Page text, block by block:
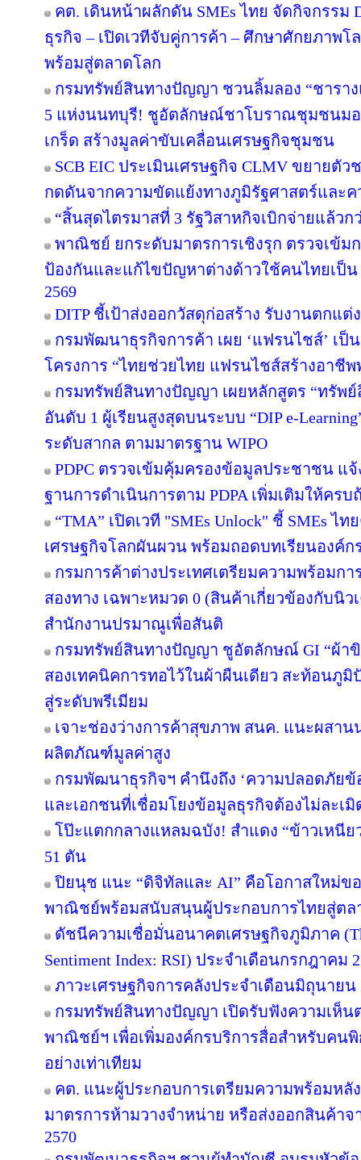
คต. เดินหน้าผลักดัน SMEs ไทย จัดกิจกรรม
ธุรกิจ – เปิดเวทีจับคู่การค้า – ศึกษาศักยภาพ
พร้อมสู่ตลาดโลก
กรมทรัพย์สินทางปัญญา ชวนลิ้มลอง “ชาราง
5 แห่งนนทบุรี! ชูอัตลักษณ์ชาโบราณชุมชนมอ
เกร็ด สร้างมูลค่าขับเคลื่อนเศรษฐกิจชุมชน
SCB EIC ประเมินเศรษฐกิจ CLMV ขยายตั
กดดันจากความขัดแย้งทางภูมิรัฐศาสตร์และค
“สิ้นสุดไตรมาสที่ 3 รัฐวิสาหกิจเบิกจ่ายแล้วก
พาณิชย์ ยกระดับมาตรการเชิงรุก ตรวจเข้
ป้องกันและแก้ไขปัญหาต่างด้าวใช้คนไทยเป็
2569
DITP ชี้เป้าส่งออกวัสดุก่อสร้าง รับงานตกแ
กรมพัฒนาธุรกิจการค้า เผย ‘แฟรนไชส์’ เ
โครงการ “ไทยช่วยไทย แฟรนไชส์สร้างอาชีพ
กรมทรัพย์สินทางปัญญา เผยหลักสูตร “ทรัพ
อันดับ 1 ผู้เรียนสูงสุดบนระบบ “DIP e-
ระดับสากล ตามมาตรฐาน WIPO
PDPC ตรวจเข้มคุ้มครองข้อมูลประชาชน แ
ฐานการดำเนินการตาม PDPA เพิ่มเติมให้ครบ
“TMA” เปิดเวที "SMEs Unlock" ชี้ SMEs ไ
เศรษฐกิจโลกผันผวน พร้อมถอดบทเรียนองค์
กรมการค้าต่างประเทศเตรียมความพร้อมก
สองทาง เฉพาะหมวด 0 (สินค้าเกี่ยวข้องกับนิ
สำนักงานปรมาณูเพื่อสันติ
กรมทรัพย์สินทางปัญญา ชูอัตลักษณ์ GI “ผ้า
สองเทคนิคการทอไว้ในผ้าผืนเดียว สะท้อนภู
สู่ระดับพรีเมียม
เจาะช่องว่างการค้าสุขภาพ สนค. แนะผสา
ผลิตภัณฑ์มูลค่าสูง
กรมพัฒนาธุรกิจฯ คำนึงถึง ‘ความปลอดภัย
และเอกชนที่เชื่อมโยงข้อมูลธุรกิจต้องไม่ละเ
โป๊ะแตกกลางแหลมฉบัง! สำแดง “ข้าวเหนีย
51 ตัน
ปิยนุช แนะ “ดิจิทัลและ AI” คือโอกาสใหม่ข
พาณิชย์พร้อมสนับสนุนผู้ประกอบการไทยสู่ตล
ดัชนีความเชื่อมั่นอนาคตเศรษฐกิจภูมิภาค
Sentiment Index: RSI) ประจำเดือนกรกฎาคม
ภาวะเศรษฐกิจการคลังประจำเดือนมิถุนายน
กรมทรัพย์สินทางปัญญา เปิดรับฟังความเห็น
พาณิชย์ฯ เพื่อเพิ่มองค์กรบริการสื่อสำหรับคนพิ
อย่างเท่าเทียม
คต. แนะผู้ประกอบการเตรียมความพร้อมหลั
มาตรการห้ามวางจำหน่าย หรือส่งออกสินค้า
2570